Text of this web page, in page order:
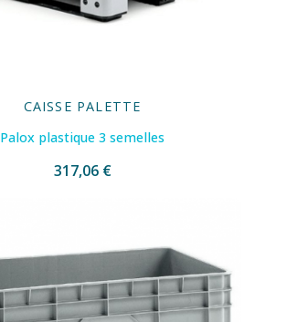
CAISSE PALETTE
Palox plastique 3 semelles
317,06 €